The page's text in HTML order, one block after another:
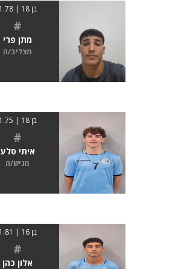
בן 18 | 1.78
#
מתן פרי
מצליב/ה
בן 18 | 1.75
#
איתי סלע
מגיש/ה
בן 16 | 1.81
#
אלון כהן